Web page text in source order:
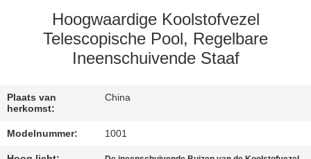
KWALITEITSCONTROLE
CONTACTEER
Hoogwaardige Koolstofvezel
Telescopische Pool, Regelbare
Ineenschuivende Staaf
Plaats van
herkomst:
China
Modelnummer: 1001